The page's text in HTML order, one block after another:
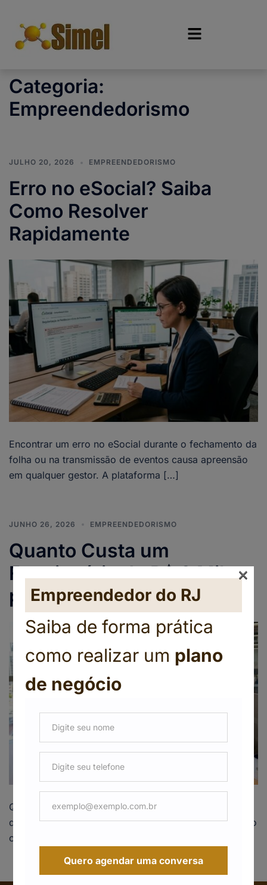
Categoria:
Empreendedorismo
JULHO 20, 2026 EMPREENDEDORISMO
Erro no eSocial? Saiba
Como Resolver
Rapidamente
Encontrar um erro no eSocial durante o fechamento da
folha ou na transmissão de eventos causa apreensão
em qualquer gestor. A plataforma […]
JUNHO 26, 2026 EMPREENDEDORISMO
Quanto Custa um
Funcionário de R$ 2 Mil
para a Empresa?
Quanto Custa um Funcionário Saber exatamente
quanto custa um funcionário é o primeiro passo para o
crescimento saudável e previsível de qualquer […]
Empreendedor do RJ
Saiba de forma prática
como realizar um plano
de negócio
Quero agendar uma conversa
×